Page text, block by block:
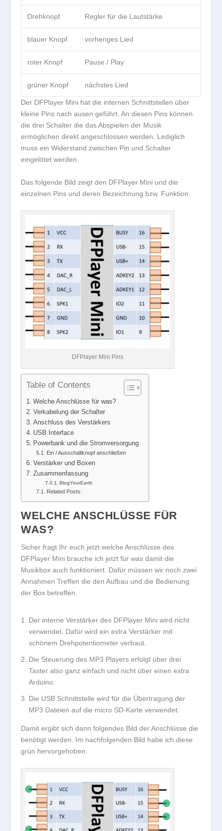
Drehknopf Regler für die Lautstärke
blauer Knopf vorheriges Lied
roter Knopf Pause / Play
grüner Knopf nächstes Lied
Der DFPlayer Mini hat die internen Schnittstellen über
kleine Pins nach ausen geführt. An diesen Pins können
die drei Schalter die das Abspielen der Musik
ermöglichen direkt angeschlossen werden. Lediglich
muss ein Widerstand zwischen Pin und Schalter
eingelötet werden.
Das folgende Bild zeigt den DFPlayer Mini und die
einzelnen Pins und deren Bezeichnung bzw. Funktion.
DFPlayer Mini Pins
Table of Contents
Welche Anschlüsse für was?
Verkabelung der Schalter
Anschluss des Verstärkers
USB Interface
Powerbank und die Stromversorgung
Ein / Ausschaltknopf anschließen
Verstärker und Boxen
Zusammenfassung
BlogYourEarth
Related Posts:
WELCHE ANSCHLÜSSE FÜR
WAS?
Sicher fragt Ihr euch jetzt welche Anschlüsse des
DFPlayer Mini brauche ich jetzt für was damit die
Musikbox auch funktioniert. Dafür müssen wir noch zwei
Annahmen Treffen die den Aufbau und die Bedienung
der Box betreffen.
Der interne Verstärker des DFPlayer Mini wird nicht
verwendet. Dafür wird ein extra Verstärker mit
schönem Drehpotentiometer verbaut.
Die Steuerung des MP3 Players erfolgt über drei
Taster also ganz einfach und nicht über einen extra
Arduino.
Die USB Schnittstelle wird für die Übertragung der
MP3 Dateien auf die micro SD-Karte verwendet.
Damit ergibt sich dann folgendes Bild der Anschlüsse die
benötigt werden. Im nachfolgenden Bild habe ich diese
grün hervorgehoben.